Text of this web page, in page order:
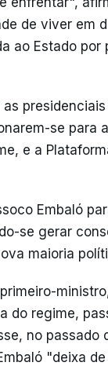
de viver em
ao Estado por
se para
e a
Embaló
se gerar
maioria
do regime,
no passado
"deixa